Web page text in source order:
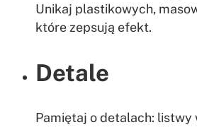
Unikaj plastikowych,
które zepsują efekt.
Detale
Pamiętaj o detalach: listwy